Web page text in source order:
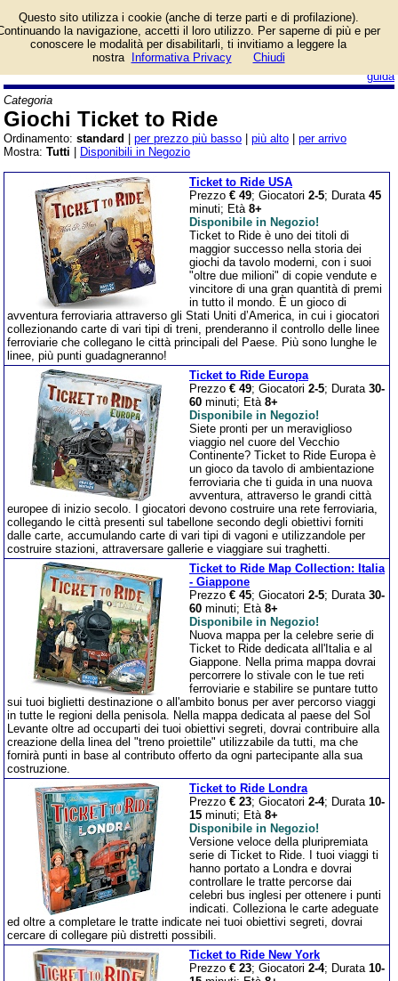
guida
Lista giochi da tavolo
categoria Giochi Ticket
to Ride.
Categoria
Giochi Ticket to Ride
Ordinamento: standard per prezzo più basso più alto
per arrivo
Mostra: Tutti Disponibili in Negozio
Ticket to Ride USA
Prezzo € 49; Giocatori 2-5; Durata 45
minuti; Età 8+
Disponibile in Negozio!
Ticket to Ride è uno dei titoli di
maggior successo nella storia dei
giochi da tavolo moderni, con i suoi
"oltre due milioni" di copie vendute e
vincitore di una gran quantità di premi
in tutto il mondo. È un gioco di
avventura ferroviaria attraverso gli Stati Uniti d’America, in cui i giocatori
collezionando carte di vari tipi di treni, prenderanno il controllo delle linee
ferroviarie che collegano le città principali del Paese. Più sono lunghe le
linee, più punti guadagneranno!
Ticket to Ride Europa
Prezzo € 49; Giocatori 2-5; Durata 30-
60 minuti; Età 8+
Disponibile in Negozio!
Siete pronti per un meraviglioso
viaggio nel cuore del Vecchio
Continente? Ticket to Ride Europa è
un gioco da tavolo di ambientazione
ferroviaria che ti guida in una nuova
avventura, attraverso le grandi città
europee di inizio secolo. I giocatori devono costruire una rete ferroviaria,
collegando le città presenti sul tabellone secondo degli obiettivi forniti
dalle carte, accumulando carte di vari tipi di vagoni e utilizzandole per
costruire stazioni, attraversare gallerie e viaggiare sui traghetti.
Ticket to Ride Map Collection: Italia
- Giappone
Prezzo € 45; Giocatori 2-5; Durata 30-
60 minuti; Età 8+
Disponibile in Negozio!
Nuova mappa per la celebre serie di
Ticket to Ride dedicata all'Italia e al
Giappone. Nella prima mappa dovrai
percorrere lo stivale con le tue reti
ferroviarie e stabilire se puntare tutto
sui tuoi biglietti destinazione o all'ambito bonus per aver percorso viaggi
in tutte le regioni della penisola. Nella mappa dedicata al paese del Sol
Levante oltre ad occuparti dei tuoi obiettivi segreti, dovrai contribuire alla
creazione della linea del "treno proiettile" utilizzabile da tutti, ma che
fornirà punti in base al contributo offerto da ogni partecipante alla sua
costruzione.
Ticket to Ride Londra
Prezzo € 23; Giocatori 2-4; Durata 10-
15 minuti; Età 8+
Disponibile in Negozio!
Versione veloce della pluripremiata
serie di Ticket to Ride. I tuoi viaggi ti
hanno portato a Londra e dovrai
controllare le tratte percorse dai
celebri bus inglesi per ottenere i punti
indicati. Colleziona le carte adeguate
ed oltre a completare le tratte indicate nei tuoi obiettivi segreti, dovrai
cercare di collegare più distretti possibili.
Ticket to Ride New York
Prezzo € 23; Giocatori 2-4; Durata 10-
Questo sito utilizza i cookie (anche di terze parti e di profilazione).
la navigazione, accetti il loro utilizzo. Per saperne di più e per
conoscere le modalità per disabilitarli, ti invitiamo a leggere la
nostra
Informativa Privacy Chiudi